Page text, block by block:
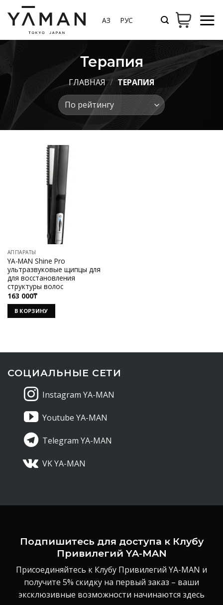
ҚАЗ РУС
Терапия
ГЛАВНАЯ / ТЕРАПИЯ
АППАРАТЫ
YA-MAN Shine Pro
ультразвуковые щипцы для
для восстановления
структуры волос
163 000₸
В КОРЗИНУ
СОЦИАЛЬНЫЕ СЕТИ
Instagram YA-MAN
Youtube YA-MAN
Telegram YA-MAN
VK YA-MAN
Подпишитесь для доступа к Клубу
Привилегий YA-MAN
Присоединяйтесь к Клубу Привилегий YA-MAN и
получите 5% скидку на первый заказ – ваши
эксклюзивные возможности начинаются здесь